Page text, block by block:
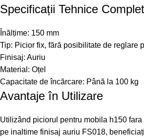
Specificații Tehnice
Înălțime: 150 mm
Tip: Picior fix, fără posibilitate de reglare
Finisaj: Auriu
Material: Oțel
Capacitate de încărcare: Până la 100 kg
Avantaje în Utilizare
Utilizând piciorul pentru mobila h150
pe inaltime finisaj auriu FS018,